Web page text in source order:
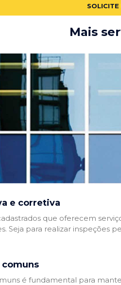
Mais
e corretiva
que oferecem
Seja para realizar inspeções
comuns
é fundamental para